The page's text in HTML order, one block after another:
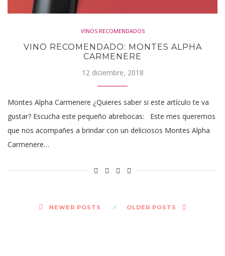
VINOS RECOMENDADOS
VINO RECOMENDADO: MONTES ALPHA
CARMENERE
12 diciembre, 2018
Montes Alpha Carmenere ¿Quieres saber si este artículo te va
gustar? Escucha este pequeño abrebocas: Este mes queremos
que nos acompañes a brindar con un deliciosos Montes Alpha
Carmenere…
NEWER POSTS OLDER POSTS